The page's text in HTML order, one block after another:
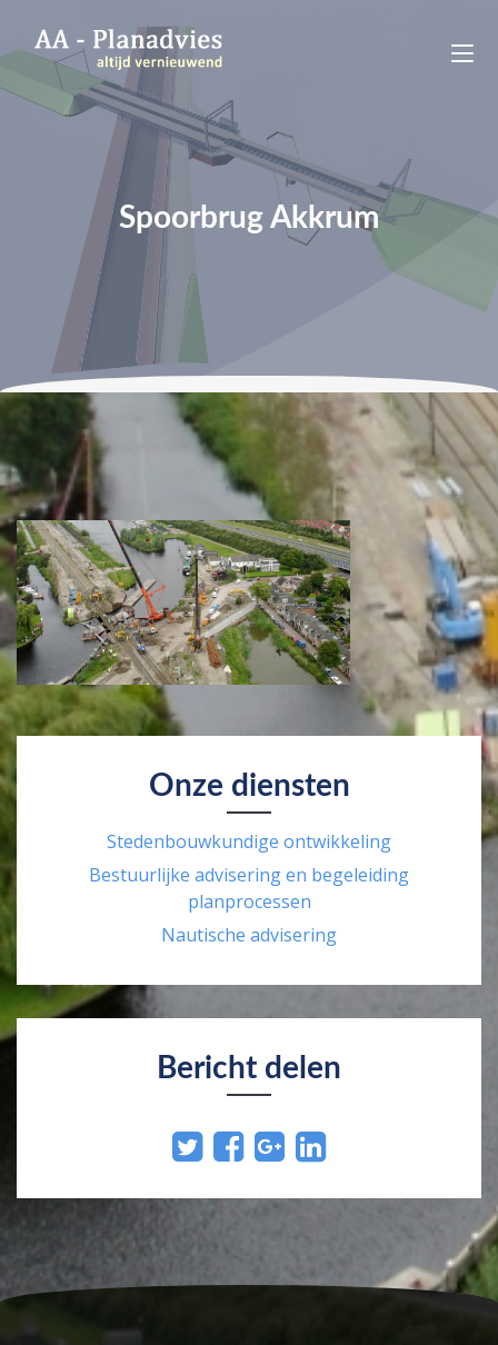
Spoorbrug Akkrum
Onze diensten
Stedenbouwkundige ontwikkeling
Bestuurlijke advisering en begeleiding
planprocessen
Nautische advisering
Bericht delen